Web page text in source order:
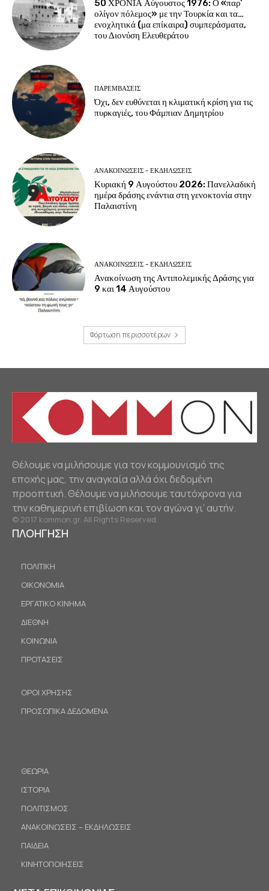
50 ΧΡΟΝΙΑ Αύγουστος 1976: Ο «παρ’
ολίγον πόλεμος» με την Τουρκία και τα…
ενοχλητικά (μα επίκαιρα) συμπεράσματα,
του Διονύση Ελευθεράτου
ΠΑΡΕΜΒΑΣΕΙΣ
Όχι, δεν ευθύνεται η κλιματική κρίση για τις
πυρκαγιές, του Φάμπιαν Δημητρίου
ΑΝΑΚΟΙΝΩΣΕΙΣ - ΕΚΔΗΛΩΣΕΙΣ
Κυριακή 9 Αυγούστου 2026: Πανελλαδική
ημέρα δράσης ενάντια στη γενοκτονία στην
Παλαιστίνη
ΑΝΑΚΟΙΝΩΣΕΙΣ - ΕΚΔΗΛΩΣΕΙΣ
Ανακοίνωση της Αντιπολεμικής Δράσης για
9 και 14 Αυγούστου
Φόρτωση περισσοτέρων
Θέλουμε να μιλήσουμε για τον κομμουνισμό της
εποχής μας, την αναγκαία αλλά όχι δεδομένη
προοπτική. Θέλουμε να μιλήσουμε ταυτόχρονα για
την καθημερινή επιβίωση και τον αγώνα γι’ αυτήν.
© 2017 kommon.gr. All Rights Reserved.
ΠΛΟΗΓΗΣΗ
ΠΟΛΙΤΙΚΗ
ΟΙΚΟΝΟΜΙΑ
ΕΡΓΑΤΙΚΟ ΚΙΝΗΜΑ
ΔΙΕΘΝΗ
ΚΟΙΝΩΝΙΑ
ΠΡΟΤΑΣΕΙΣ
ΟΡΟΙ ΧΡΗΣΗΣ
ΠΡΟΣΩΠΙΚΑ ΔΕΔΟΜΕΝΑ
ΘΕΩΡΙΑ
ΙΣΤΟΡΙΑ
ΠΟΛΙΤΙΣΜΟΣ
ΑΝΑΚΟΙΝΩΣΕΙΣ – ΕΚΔΗΛΩΣΕΙΣ
ΠΑΙΔΕΙΑ
ΚΙΝΗΤΟΠΟΙΗΣΕΙΣ